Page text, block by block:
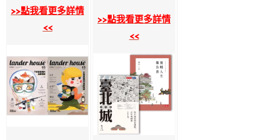
>>點我看更多詳情
<<
>>點我看更多詳情
<<